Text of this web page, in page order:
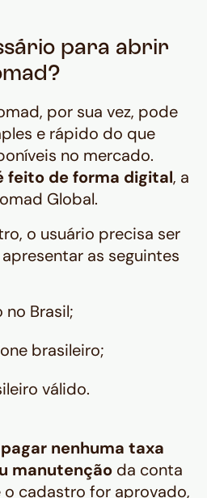
para abrir
por sua vez, pode
e rápido do que
no mercado.
feito de forma digital, a
Global.
o usuário precisa ser
as seguintes
no Brasil;
brasileiro;
válido.
nenhuma taxa
manutenção da conta
o cadastro for aprovado,